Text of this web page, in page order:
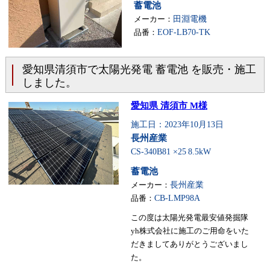
蓄電池
メーカー： 田淵電機
品番： EOF-LB70-TK
愛知県清須市で太陽光発電 蓄電池 を販売・施工
しました。
愛知県 清須市 M様
施工日：2023年10月13日
長州産業
CS-340B81 ×25 8.5kW
蓄電池
メーカー： 長州産業
品番： CB-LMP98A
この度は太陽光発電最安値発掘隊
yh株式会社に施工のご用命をいた
だきましてありがとうございまし
た。